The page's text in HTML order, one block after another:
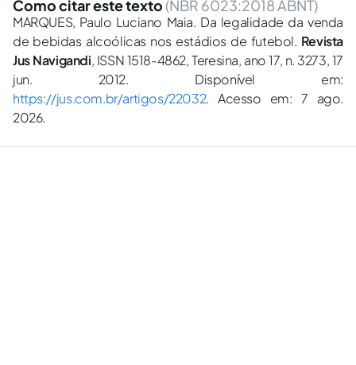
Como citar este texto (NBR 6023:2018 ABNT)
MARQUES, Paulo Luciano Maia. Da legalidade da venda
de bebidas alcoólicas nos estádios de futebol. Revista
Jus Navigandi, ISSN 1518-4862, Teresina, ano 17, n. 3273, 17
jun. 2012. Disponível em:
https://jus.com.br/artigos/22032. Acesso em: 7 ago.
2026.